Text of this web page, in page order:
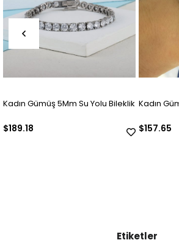
Kadın Gümüş 4 MM Suyolu Bileklik
$157.65
925
$63.06
Etiketler